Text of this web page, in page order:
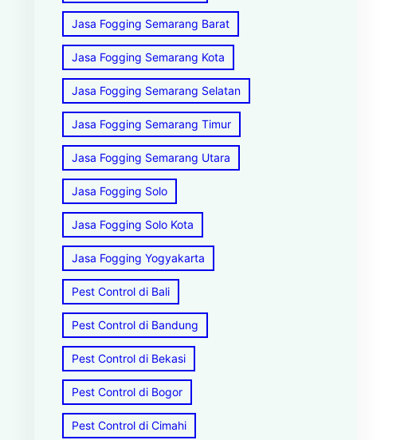
Jasa Fogging Semarang Barat
Jasa Fogging Semarang Kota
Jasa Fogging Semarang Selatan
Jasa Fogging Semarang Timur
Jasa Fogging Semarang Utara
Jasa Fogging Solo
Jasa Fogging Solo Kota
Jasa Fogging Yogyakarta
Pest Control di Bali
Pest Control di Bandung
Pest Control di Bekasi
Pest Control di Bogor
Pest Control di Cimahi